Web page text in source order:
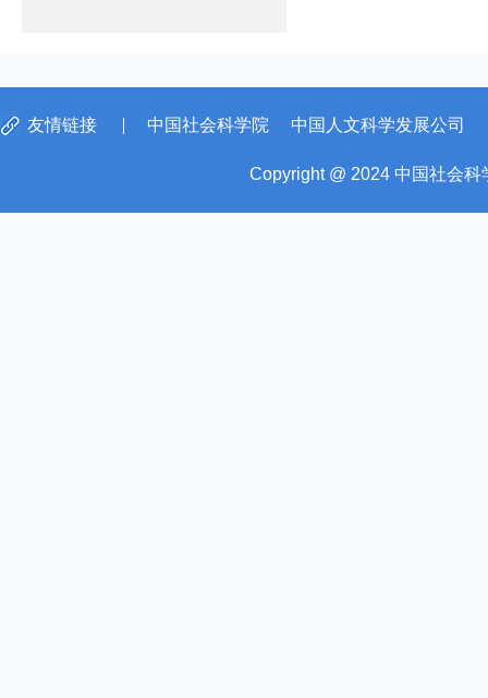
友情链接 中国社会科学院 中国人文科学发展公司
Copyright @ 2024 中国社会